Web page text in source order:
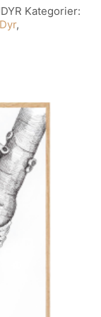
Kategorier:
Dyr,